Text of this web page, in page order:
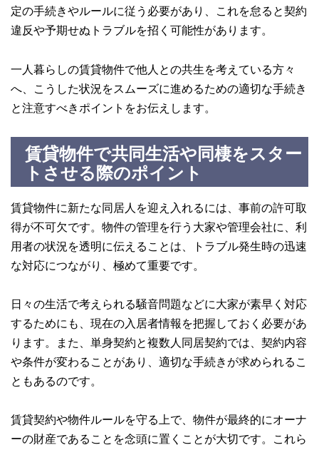
定の手続きやルールに従う必要があり、これを怠ると契約
違反や予期せぬトラブルを招く可能性があります。
一人暮らしの賃貸物件で他人との共生を考えている方々
へ、こうした状況をスムーズに進めるための適切な手続き
と注意すべきポイントをお伝えします。
賃貸物件で共同生活や同棲をスター
トさせる際のポイント
賃貸物件に新たな同居人を迎え入れるには、事前の許可取
得が不可欠です。物件の管理を行う大家や管理会社に、利
用者の状況を透明に伝えることは、トラブル発生時の迅速
な対応につながり、極めて重要です。
日々の生活で考えられる騒音問題などに大家が素早く対応
するためにも、現在の入居者情報を把握しておく必要があ
ります。また、単身契約と複数人同居契約では、契約内容
や条件が変わることがあり、適切な手続きが求められるこ
ともあるのです。
賃貸契約や物件ルールを守る上で、物件が最終的にオーナ
ーの財産であることを念頭に置くことが大切です。これら